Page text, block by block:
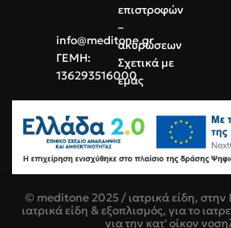
info@meditone.gr
ΓΕΜΗ:
136293516000
επιστροφών
–
ακυρώσεων
Σχετικά με
εμάς
© meditone 2025 / ιατρικά είδη,
ιατρικά είδη & εξοπλισμός, για το
για την κατ' οίκον